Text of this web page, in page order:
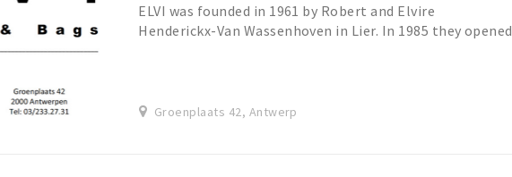
ELVI was founded in 1961 by Robert and Elvire
Henderickx-Van Wassenhoven in Lier. In 1985 they opened
Groenplaats 42, Antwerp